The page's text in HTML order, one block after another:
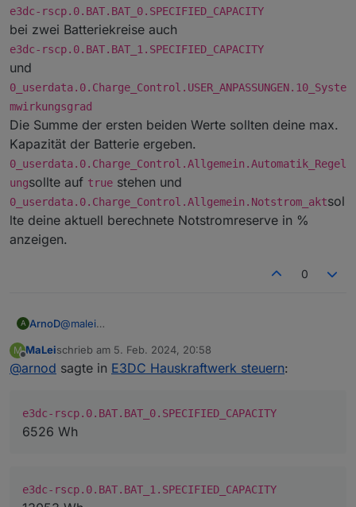
e3dc-rscp.0.BAT.BAT_0.SPECIFIED_CAPACITY
bei zwei Batteriekreise auch
e3dc-rscp.0.BAT.BAT_1.SPECIFIED_CAPACITY
und
0_userdata.0.Charge_Control.USER_ANPASSUNGEN.10_Syste
mwirkungsgrad
Die Summe der ersten beiden Werte sollten deine max.
Kapazität der Batterie ergeben.
0_userdata.0.Charge_Control.Allgemein.Automatik_Regel
ungsollte auf true stehen und
0_userdata.0.Charge_Control.Allgemein.Notstrom_aktsol
lte deine aktuell berechnete Notstromreserve in %
anzeigen.
0
A ArnoD@malei
riekapazität_kWhzeigt dir den aktuellen SOC der
Batterie in kWh an und nicht die max. Kapazität der
e3dc-rscp.0.BAT.BAT_0.SPECIFIED_CAPACITY
bei zwei Batteriekreise auch
N.10_Systemwirkungsgrad
M
Offline
MaLeischrieb am 5. Feb. 2024, 20:58
zuletzt editiert von
@arnod sagte in E3DC Hauskraftwerk steuern:
e3dc-rscp.0.BAT.BAT_0.SPECIFIED_CAPACITY
6526 Wh
e3dc-rscp.0.BAT.BAT_1.SPECIFIED_CAPACITY